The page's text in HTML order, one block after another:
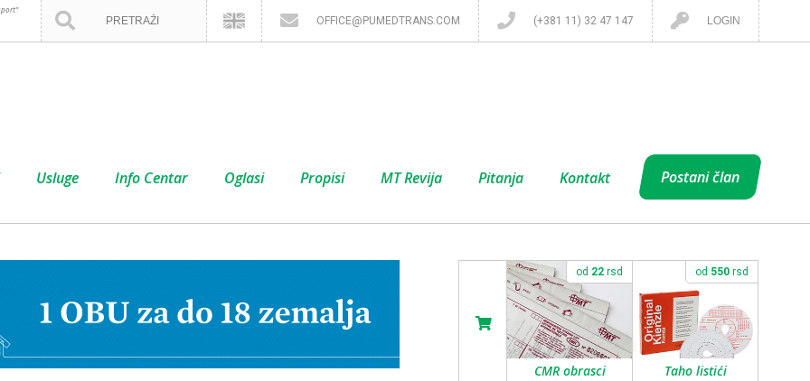
OFFICE@PUMEDTRANS.COM (+381 11) 32 47 147 LOGIN
Usluge Info Centar Oglasi Propisi MT Revija Pitanja Kontakt Postani član
CMR obrasci
od 22 rsd
Taho listići
od 550 rsd